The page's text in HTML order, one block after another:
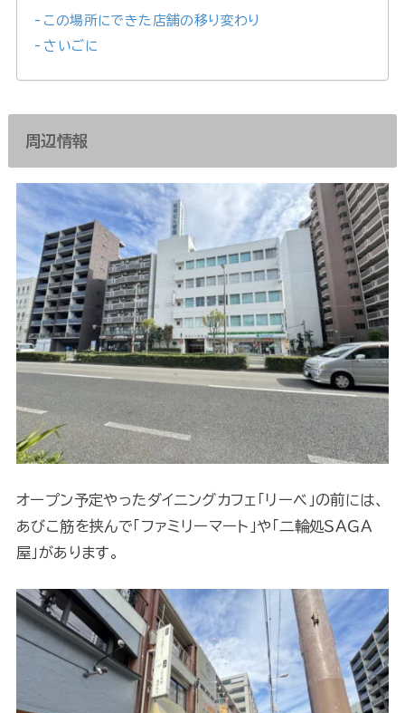
この場所にできた店舗の移り変わり
さいごに
周辺情報
オープン予定やったダイニングカフェ「リーベ」の前には、
あびこ筋を挟んで「ファミリーマート」や「二輪処ＳＡＧＡ
屋」があります。